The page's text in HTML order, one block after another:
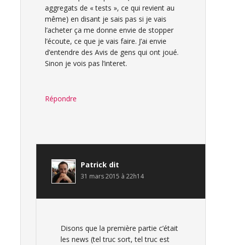
aggregats de « tests », ce qui revient au
même) en disant je sais pas si je vais
l’acheter ça me donne envie de stopper
l’écoute, ce que je vais faire. J’ai envie
d’entendre des Avis de gens qui ont joué.
Sinon je vois pas l’interet.
Répondre
Patrick dit
31 mars 2015 à 22h14
Disons que la première partie c’était
les news (tel truc sort, tel truc est